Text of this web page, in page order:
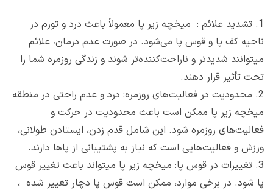
1. تشدید علائم : میخچه زیر پا معمولاً باعث درد و تورم در
ناحیه کف پا و قوس پا می‌شود. در صورت عدم درمان، علائم
میتوانند شدیدتر و ناراحت‌کننده‌تر شوند و زندگی روزمره شما را
تحت تأثیر قرار دهند.
2. محدودیت در فعالیت‌های روزمره: درد و عدم راحتی در منطقه
میخچه زیر پا ممکن است باعث محدودیت در حرکت و
فعالیت‌های روزمره شود. این شامل قدم زدن، ایستادن طولانی،
ورزش و فعالیت‌هایی است که نیاز به پشتیبانی از پاها دارند.
3. تغییرات در قوس پا: میخچه زیر پا میتواند باعث تغییر قوس
پا شود. در برخی موارد، ممکن است قوس پا دچار تغییر شده ،